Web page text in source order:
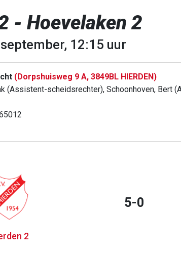
- Hoevelaken 2
12:15 uur
(Dorpshuisweg 9 A, 3849BL HIERDEN)
(Assistent-scheidsrechter), Schoonhoven, Bert
2
5-0